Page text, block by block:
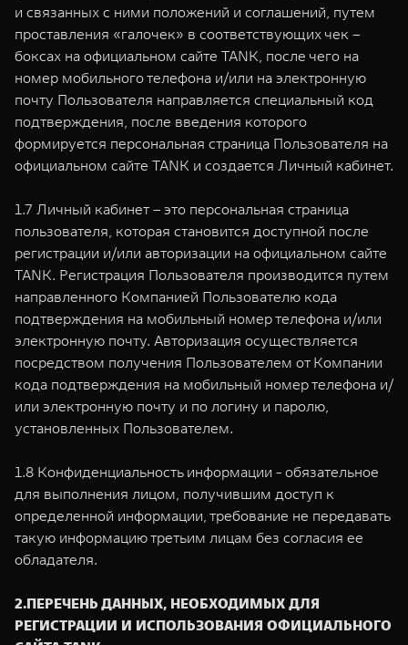
и связанных с ними положений и соглашений, путем
проставления «галочек» в соответствующих чек –
боксах на официальном сайте TANK, после чего на
номер мобильного телефона и/или на электронную
почту Пользователя направляется специальный код
подтверждения, после введения которого
формируется персональная страница Пользователя на
официальном сайте TANK и создается Личный кабинет.
1.7 Личный кабинет – это персональная страница
пользователя, которая становится доступной после
регистрации и/или авторизации на официальном сайте
TANK. Регистрация Пользователя производится путем
направленного Компанией Пользователю кода
подтверждения на мобильный номер телефона и/или
электронную почту. Авторизация осуществляется
посредством получения Пользователем от Компании
кода подтверждения на мобильный номер телефона и/
или электронную почту и по логину и паролю,
установленных Пользователем.
1.8 Конфиденциальность информации - обязательное
для выполнения лицом, получившим доступ к
определенной информации, требование не передавать
такую информацию третьим лицам без согласия ее
обладателя.
2.ПЕРЕЧЕНЬ ДАННЫХ, НЕОБХОДИМЫХ ДЛЯ
РЕГИСТРАЦИИ И ИСПОЛЬЗОВАНИЯ ОФИЦИАЛЬНОГО